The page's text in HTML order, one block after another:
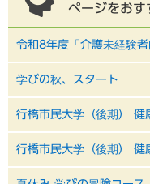
ページをおす
令和8年度「介護未経験
学びの秋、スタート
行橋市民大学（後期） 健
行橋市民大学（後期） 健